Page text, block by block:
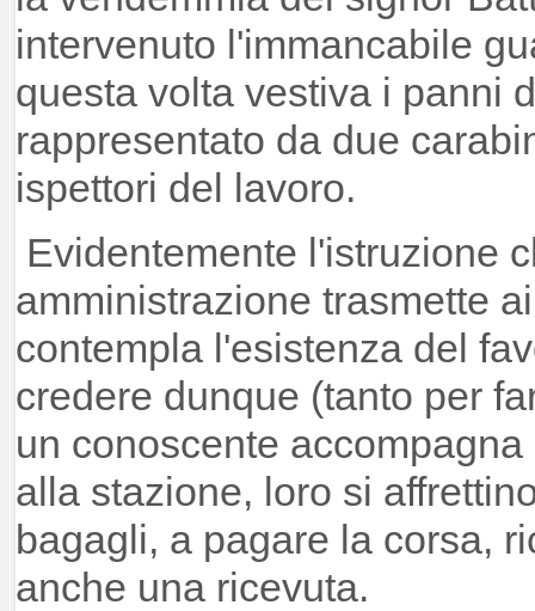
intervenuto l'immancabile
questa volta vestiva i panni
rappresentato da due
ispettori del lavoro.
Evidentemente l'istruzione
amministrazione trasmette
contempla l'esistenza del
credere dunque (tanto per
un conoscente
alla stazione, loro si
bagagli, a pagare la corsa,
anche una ricevuta.